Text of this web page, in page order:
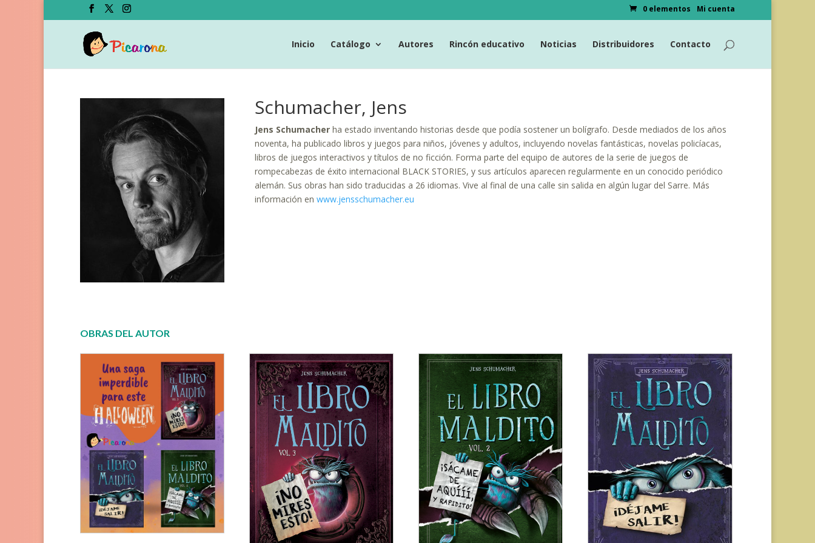
Mi cuenta
0 elementos
Inicio Catálogo Autores Rincón educativo Noticias Distribuidores Contacto
Schumacher, Jens
Jens Schumacherha estado inventando historias desde que podía sostener un bolígrafo. Desde mediados de los años
noventa, ha publicado libros y juegos para niños, jóvenes y adultos, incluyendo novelas fantásticas, novelas policíacas,
libros de juegos interactivos y títulos de no ficción. Forma parte del equipo de autores de la serie de juegos de
rompecabezas de éxito internacional BLACK STORIES, y sus artículos aparecen regularmente en un conocido periódico
alemán. Sus obras han sido traducidas a 26 idiomas. Vive al final de una calle sin salida en algún lugar del Sarre. Más
información en www.jensschumacher.eu
OBRAS DEL AUTOR